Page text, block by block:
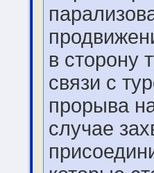
в сторону
связи с
прорыва
случае